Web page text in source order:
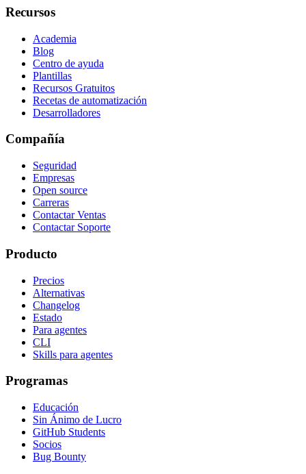
Recursos
Academia
Blog
Centro de ayuda
Plantillas
Recursos Gratuitos
Recetas de automatización
Desarrolladores
Compañía
Seguridad
Empresas
Open source
Carreras
Contactar Ventas
Contactar Soporte
Producto
Precios
Alternativas
Changelog
Estado
Para agentes
CLI
Skills para agentes
Programas
Educación
Sin Ánimo de Lucro
GitHub Students
Socios
Bug Bounty